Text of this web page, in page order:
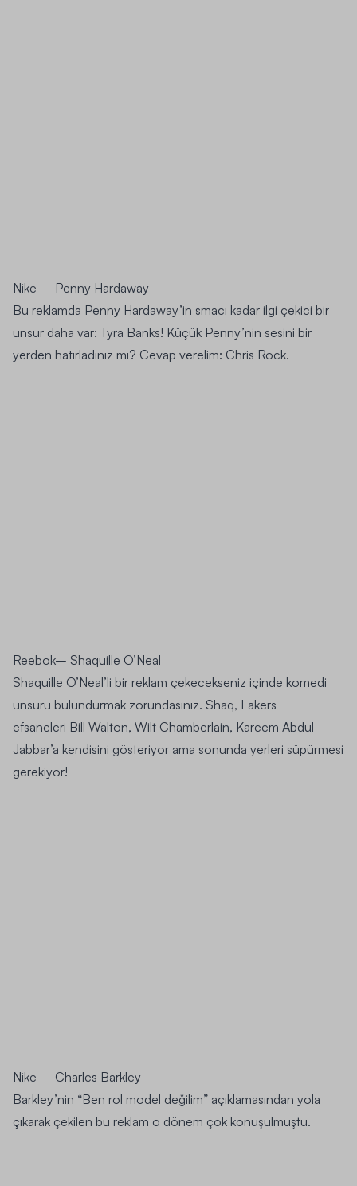
Nike – Penny Hardaway
Bu reklamda Penny Hardaway’in smacı kadar ilgi çekici bir
unsur daha var: Tyra Banks! Küçük Penny’nin sesini bir
yerden hatırladınız mı? Cevap verelim: Chris Rock.
Reebok– Shaquille O’Neal
Shaquille O’Neal’li bir reklam çekecekseniz içinde komedi
unsuru bulundurmak zorundasınız. Shaq, Lakers
efsaneleri Bill Walton, Wilt Chamberlain, Kareem Abdul-
Jabbar’a kendisini gösteriyor ama sonunda yerleri süpürmesi
gerekiyor!
Nike – Charles Barkley
Barkley’nin “Ben rol model değilim” açıklamasından yola
çıkarak çekilen bu reklam o dönem çok konuşulmuştu.